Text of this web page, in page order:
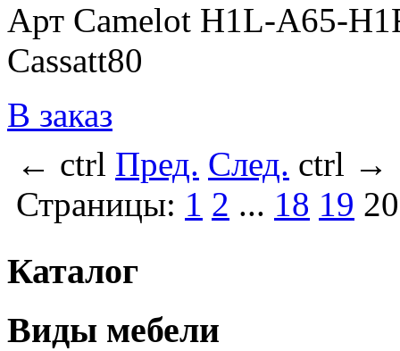
Арт Camelot H1L-A65-
Cassatt80
В заказ
← ctrl Пред. След. ctrl →
Страницы: 1 2 ... 18 19 20
Каталог
Виды мебели